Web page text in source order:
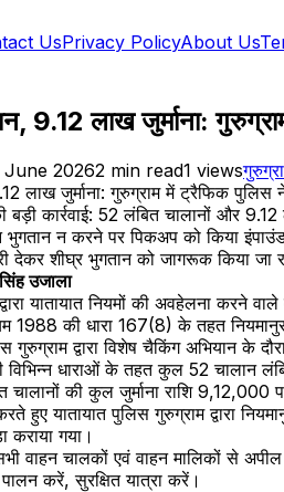
UsPrivacy PolicyAbout Us
9.12 लाख जुर्माना:
June 20262 min read1 views
कार्रवाई: 52 लंबित चालानों और
न करने पर पिकअप को किया
देकर शीघ्र भुगतान को जागरूक किया जा
उजाला
यातायात नियमों की अवहेलना
1988 की धारा 167(8) के तहत
गुरुग्राम द्वारा विशेष चैकिंग अभियान
विभिन्न धाराओं के तहत कुल 52 चालान
की कुल जुर्माना राशि 9,12,000
करते हुए यातायात पुलिस गुरुग्राम द्वारा
कराया गया।
वाहन चालकों एवं वाहन मालिकों से
करें, सुरक्षित यात्रा करें।